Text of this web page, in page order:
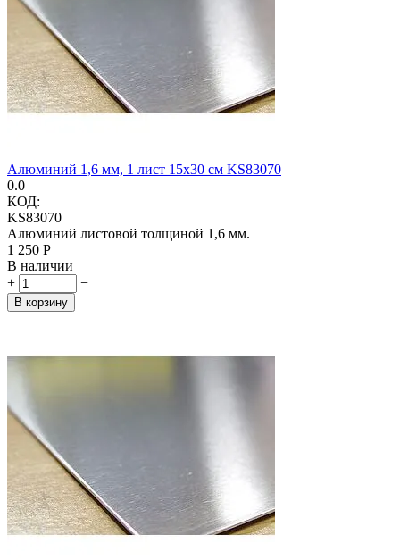
Алюминий 1,6 мм, 1 лист 15х30 см KS83070
0.0
КОД:
KS83070
Алюминий листовой толщиной 1,6 мм.
1 250 Р
В наличии
+
−
В корзину